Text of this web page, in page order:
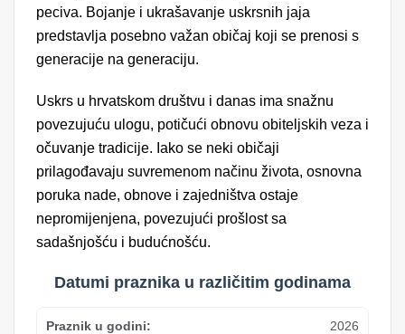
peciva. Bojanje i ukrašavanje uskrsnih jaja
predstavlja posebno važan običaj koji se prenosi s
generacije na generaciju.
Uskrs u hrvatskom društvu i danas ima snažnu
povezujuću ulogu, potičući obnovu obiteljskih veza i
očuvanje tradicije. Iako se neki običaji
prilagođavaju suvremenom načinu života, osnovna
poruka nade, obnove i zajedništva ostaje
nepromijenjena, povezujući prošlost sa
sadašnjošću i budućnošću.
Datumi praznika u različitim godinama
2026